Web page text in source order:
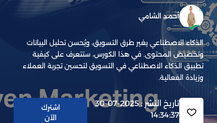
أحمد الشامي
الذكاء الاصطناعي يغير طرق التسويق، ويُحسن تحليل البيانات
وتخصيص المحتوى. في هذا الكورس، ستتعرف على كيفية
تطبيق الذكاء الاصطناعي في التسويق لتحسين تجربة العملاء
وزيادة الفعالية.
تاريخ النشر : 2025-07-30
14:34:37
اشترك
الآن